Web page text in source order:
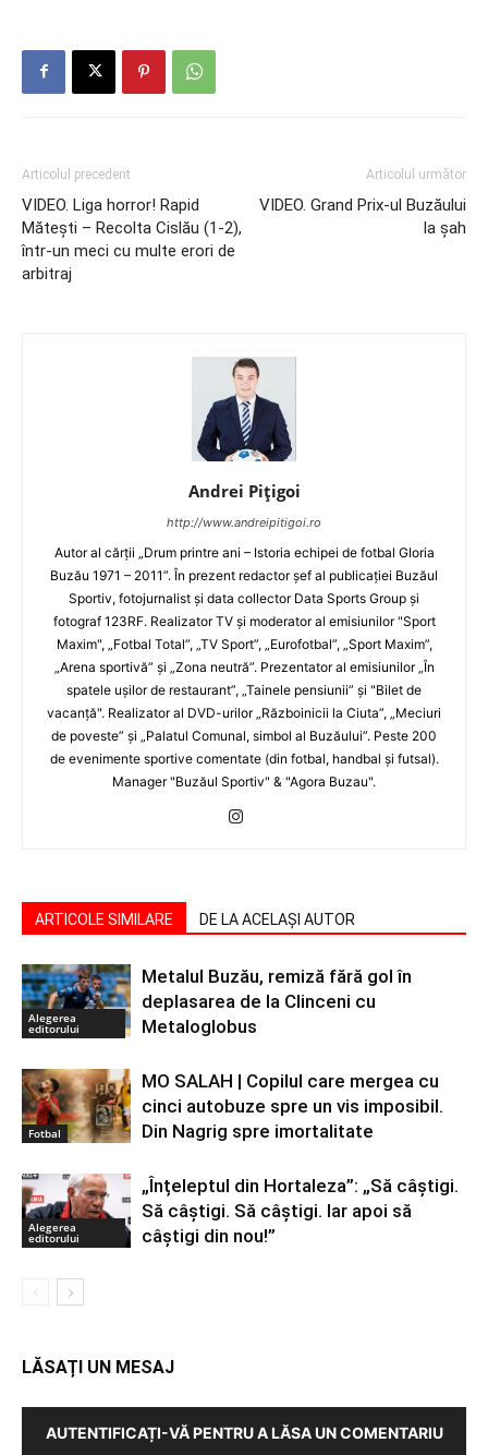
Articolul precedent
VIDEO. Liga horror! Rapid
Măteşti – Recolta Cislău (1-2),
într-un meci cu multe erori de
arbitraj
Articolul următor
VIDEO. Grand Prix-ul Buzăului
la şah
Andrei Pițigoi
http://www.andreipitigoi.ro
Autor al cărţii „Drum printre ani – Istoria echipei de fotbal Gloria
Buzău 1971 – 2011”. În prezent redactor şef al publicaţiei Buzăul
Sportiv, fotojurnalist şi data collector Data Sports Group şi
fotograf 123RF. Realizator TV şi moderator al emisiunilor "Sport
Maxim", „Fotbal Total”, „TV Sport”, „Eurofotbal”, „Sport Maxim”,
„Arena sportivă” şi „Zona neutră”. Prezentator al emisiunilor „În
spatele uşilor de restaurant”, „Tainele pensiunii” şi "Bilet de
vacanţă". Realizator al DVD-urilor „Războinicii la Ciuta”, „Meciuri
de poveste” şi „Palatul Comunal, simbol al Buzăului”. Peste 200
de evenimente sportive comentate (din fotbal, handbal şi futsal).
Manager "Buzăul Sportiv" & "Agora Buzau".
ARTICOLE SIMILARE DE LA ACELAȘI AUTOR
Alegerea
editorului
Metalul Buzău, remiză fără gol în
deplasarea de la Clinceni cu
Metaloglobus
Fotbal
MO SALAH | Copilul care mergea cu
cinci autobuze spre un vis imposibil.
Din Nagrig spre imortalitate
Alegerea
editorului
„Înțeleptul din Hortaleza”: „Să câștigi.
Să câștigi. Să câștigi. Iar apoi să
câștigi din nou!”
LĂSAȚI UN MESAJ
AUTENTIFICAȚI-VĂ PENTRU A LĂSA UN COMENTARIU